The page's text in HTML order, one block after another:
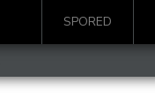
SPORED